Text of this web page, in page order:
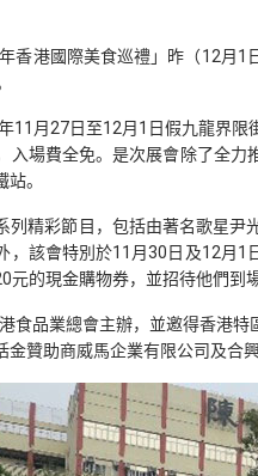
香港國際美食巡禮」昨（12月
11月27日至12月1日假九龍界
入場費全免。是次展會除了全
。
列精彩節目，包括由著名歌星
，該會特別於11月30日及12月
元的現金購物券，並招待他們到
食品業總會主辦，並邀得香港
贊助商威馬企業有限公司及合